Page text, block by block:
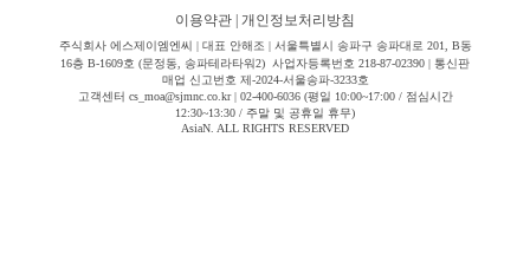
이용약관 개인정보처리방침
주식회사 에스제이엠엔씨 | 대표 안해조 | 서울특별시 송파구 송파대로 201, B동
16층 B-1609호 (문정동, 송파테라타워2) 사업자등록번호 218-87-02390 | 통신판
매업 신고번호 제-2024-서울송파-3233호
고객센터 cs_moa@sjmnc.co.kr | 02-400-6036 (평일 10:00~17:00 / 점심시간
12:30~13:30 / 주말 및 공휴일 휴무)
AsiaN. ALL RIGHTS RESERVED